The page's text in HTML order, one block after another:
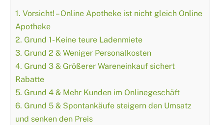
1. Vorsicht! – Online Apotheke ist nicht gleich Online
Apotheke
2. Grund 1- Keine teure Ladenmiete
3. Grund 2 & Weniger Personalkosten
4. Grund 3 & Größerer Wareneinkauf sichert
Rabatte
5. Grund 4 & Mehr Kunden im Onlinegeschäft
6. Grund 5 & Spontankäufe steigern den Umsatz
und senken den Preis